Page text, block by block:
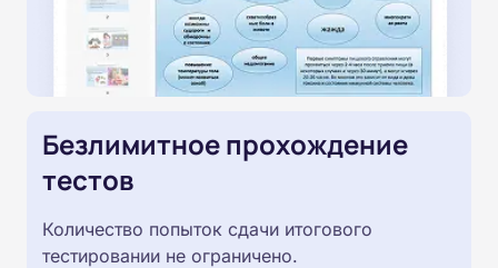
Безлимитное прохождение
тестов
Количество попыток сдачи итогового
тестировании не ограничено.